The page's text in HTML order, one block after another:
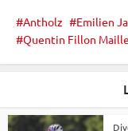
Antholz Emilien
Quentin Fillon